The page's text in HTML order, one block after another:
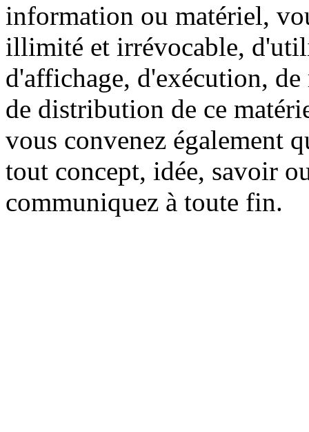
information ou matériel,
illimité et irrévocable,
d'affichage, d'exécution,
de distribution de ce
vous convenez également
tout concept, idée, savoir
communiquez à toute fin.